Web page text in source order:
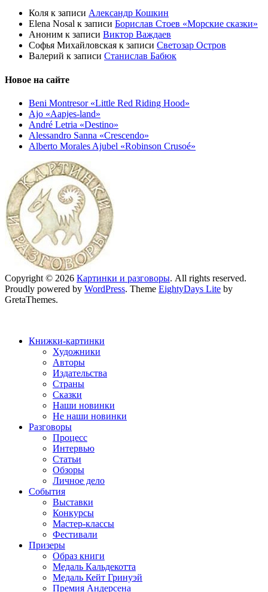
Коля к записи Александр Кошкин
Elena Nosal к записи Борислав Стоев «Морские сказки»
Аноним к записи Виктор Важдаев
Софья Михайловская к записи Светозар Остров
Валерий к записи Станислав Бабюк
Новое на сайте
Beni Montresor «Little Red Riding Hood»
Ajo «Aapjes-land»
André Letria «Destino»
Alessandro Sanna «Crescendo»
Alberto Morales Ajubel «Robinson Crusoé»
Copyright © 2026 Картинки и разговоры. All rights reserved.
Proudly powered by WordPress. Theme EightyDays Lite by
GretaThemes.
Книжки-картинки
Художники
Авторы
Издательства
Страны
Сказки
Наши новинки
Не наши новинки
Разговоры
Процесс
Интервью
Статьи
Обзоры
Личное дело
События
Выставки
Конкурсы
Мастер-классы
Фестивали
Призеры
Образ книги
Медаль Кальдекотта
Медаль Кейт Гринуэй
Премия Андерсена